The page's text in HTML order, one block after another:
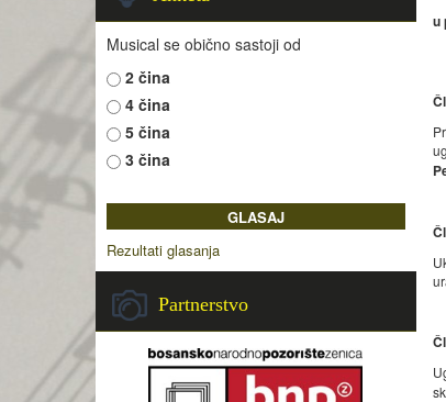
Musical se obično sastoji od
2 čina
4 čina
5 čina
3 čina
Rezultati glasanja
Partnerstvo
u